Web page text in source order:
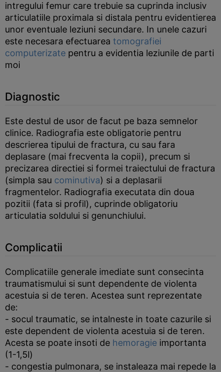
intregului femur care trebuie sa cuprinda inclusiv
articulatiile proximala si distala pentru evidentierea
unor eventuale leziuni secundare. In unele cazuri
este necesara efectuarea tomografiei
computerizate pentru a evidentia leziunile de parti
moi
Diagnostic
Este destul de usor de facut pe baza semnelor
clinice. Radiografia este obligatorie pentru
descrierea tipului de fractura, cu sau fara
deplasare (mai frecventa la copii), precum si
precizarea directiei si formei traiectului de fractura
(simpla sau cominutiva) si a deplasarii
fragmentelor. Radiografia executata din doua
pozitii (fata si profil), cuprinde obligatoriu
articulatia soldului si genunchiului.
Complicatii
Complicatiile generale imediate sunt consecinta
traumatismului si sunt dependente de violenta
acestuia si de teren. Acestea sunt reprezentate
de:
- socul traumatic, se intalneste in toate cazurile si
este dependent de violenta acestuia si de teren.
Acesta se poate insoti de hemoragie importanta
(1-1,5l)
- congestia pulmonara, se instaleaza mai repede la